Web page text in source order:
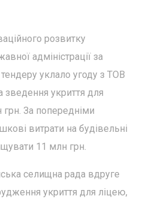
розвитку
адміністрації за
уклало угоду з ТОВ
зведення укриття для
За попередніми
витрати на будівельні
11 млн грн.
селищна рада вдруге
укриття для ліцею,